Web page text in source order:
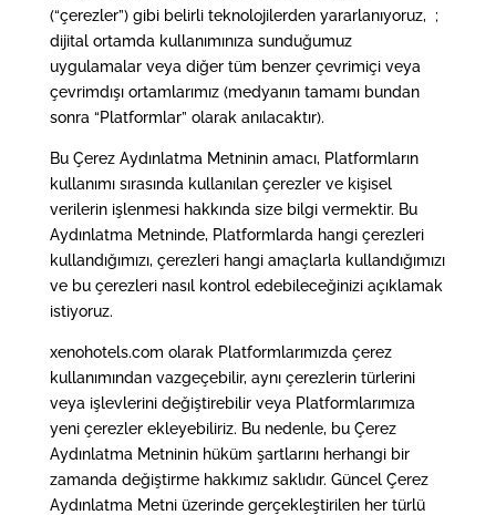
(“çerezler”) gibi belirli teknolojilerden yararlanıyoruz, ;
dijital ortamda kullanımınıza sunduğumuz
uygulamalar veya diğer tüm benzer çevrimiçi veya
çevrimdışı ortamlarımız (medyanın tamamı bundan
sonra “Platformlar” olarak anılacaktır).
Bu Çerez Aydınlatma Metninin amacı, Platformların
kullanımı sırasında kullanılan çerezler ve kişisel
verilerin işlenmesi hakkında size bilgi vermektir. Bu
Aydınlatma Metninde, Platformlarda hangi çerezleri
kullandığımızı, çerezleri hangi amaçlarla kullandığımızı
ve bu çerezleri nasıl kontrol edebileceğinizi açıklamak
istiyoruz.
xenohotels.com olarak Platformlarımızda çerez
kullanımından vazgeçebilir, aynı çerezlerin türlerini
veya işlevlerini değiştirebilir veya Platformlarımıza
yeni çerezler ekleyebiliriz. Bu nedenle, bu Çerez
Aydınlatma Metninin hüküm şartlarını herhangi bir
zamanda değiştirme hakkımız saklıdır. Güncel Çerez
Aydınlatma Metni üzerinde gerçekleştirilen her türlü